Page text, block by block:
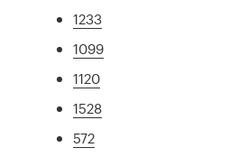
1233
1099
1120
1528
572